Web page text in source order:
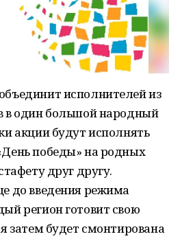
исполнителей из
в один большой народный
акции будут исполнять
победы» на родных
друг другу.
до введения режима
регион готовит свою
затем будет смонтирована